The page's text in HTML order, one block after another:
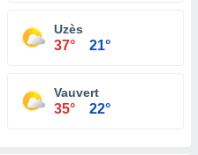
Uzès
37° 21°
Vauvert
35° 22°